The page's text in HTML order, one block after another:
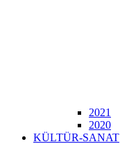
2021
2020
KÜLTÜR-SANAT